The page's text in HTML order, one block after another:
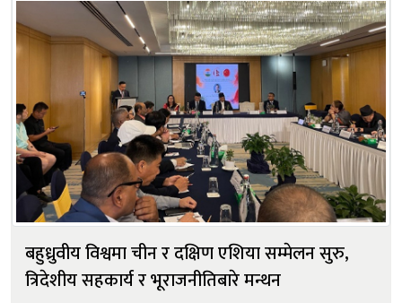
बहुध्रुवीय विश्वमा चीन र दक्षिण एशिया सम्मेलन सुरु,
त्रिदेशीय सहकार्य र भूराजनीतिबारे मन्थन